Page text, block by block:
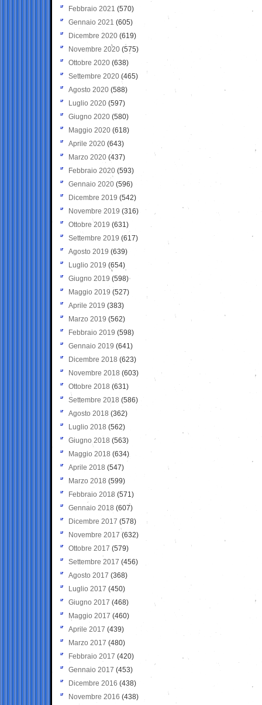
Febbraio 2021 (570)
Gennaio 2021 (605)
Dicembre 2020 (619)
Novembre 2020 (575)
Ottobre 2020 (638)
Settembre 2020(465)
Agosto 2020 (588)
Luglio 2020 (597)
Giugno 2020 (580)
Maggio 2020 (618)
Aprile 2020 (643)
Marzo 2020 (437)
Febbraio 2020 (593)
Gennaio 2020 (596)
Dicembre 2019 (542)
Novembre 2019 (316)
Ottobre 2019 (631)
Settembre 2019 (617)
Agosto 2019 (639)
Luglio 2019 (654)
Giugno 2019 (598)
Maggio 2019 (527)
Aprile 2019 (383)
Marzo 2019 (562)
Febbraio 2019 (598)
Gennaio 2019 (641)
Dicembre 2018 (623)
Novembre 2018 (603)
Ottobre 2018 (631)
Settembre 2018 (586)
Agosto 2018 (362)
Luglio 2018 (562)
Giugno 2018 (563)
Maggio 2018 (634)
Aprile 2018 (547)
Marzo 2018 (599)
Febbraio 2018 (571)
Gennaio 2018 (607)
Dicembre 2017 (578)
Novembre 2017 (632)
Ottobre 2017 (579)
Settembre 2017 (456)
Agosto 2017 (368)
Luglio 2017 (450)
Giugno 2017 (468)
Maggio 2017 (460)
Aprile 2017 (439)
Marzo 2017 (480)
Febbraio 2017 (420)
Gennaio 2017 (453)
Dicembre 2016 (438)
Novembre 2016 (438)